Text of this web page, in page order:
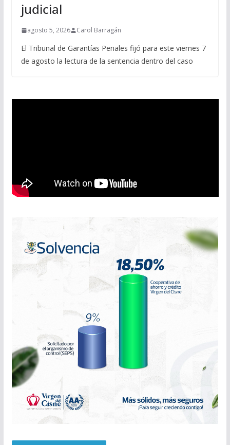
judicial
agosto 5, 2026 Carol Barragán
El Tribunal de Garantías Penales fijó para este viernes 7
de agosto la lectura de la sentencia dentro del caso